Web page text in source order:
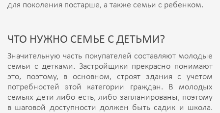
для поколения постарше, а также семьи с ребенком.
ЧТО НУЖНО СЕМЬЕ С ДЕТЬМИ?
Значительную часть покупателей составляют молодые
семьи с детками. Застройщики прекрасно понимают
это, поэтому, в основном, строят здания с учетом
потребностей этой категории граждан. В молодых
семьях дети либо есть, либо запланированы, поэтому
в шаговой доступности должен быть садик и школа.